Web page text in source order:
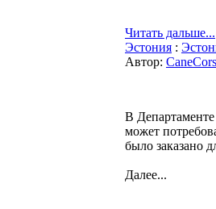
Читать дальше...
Эстония :
Автор:
В Департаменте
может
было заказано
Далее...